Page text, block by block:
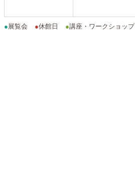
●展覧会 ●休館日 ●講座・ワークショップ